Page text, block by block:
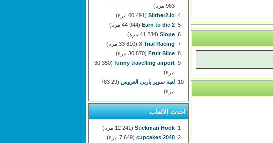
963 مرة)
Slither2.io (60 491 مرة)
Earn to die 2 (44 944 مرة)
Slope (41 234 مرة)
X Trial Racing (33 810 مرة)
Fruit Slice (30 870 مرة)
funny travelling airport
(30 350
مرة)
لعبة سوبر باربي العروس
(29 783
مرة)
احدث الالعاب
Stickman Hook (12 241 مرة)
2048 cupcakes
(7 649 مرة)